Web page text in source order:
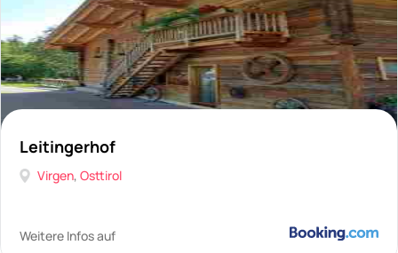
Leitingerhof
Virgen, Osttirol
Weitere Infos auf